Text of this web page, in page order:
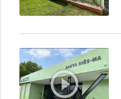
play_circle_outline